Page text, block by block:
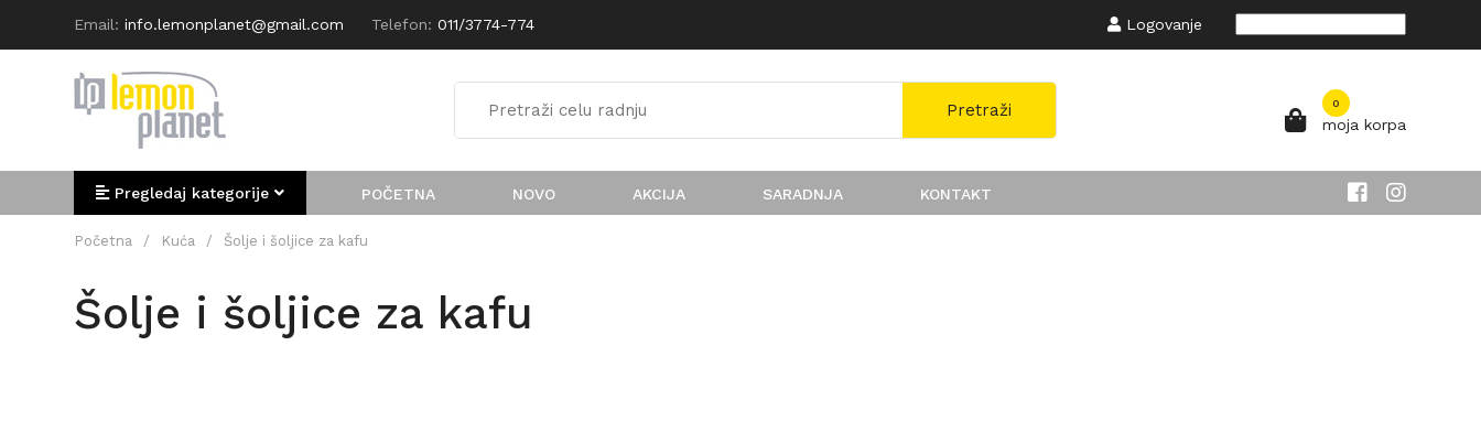
Email: info.lemonplanet@gmail.com Telefon: 011/3774-774 Logovanje
Pretraži 0
moja korpa
Pregledaj kategorije POČETNA NOVO AKCIJA SARADNJA KONTAKT
Početna / Kuća / Šolje i šoljice za kafu
Šolje i šoljice za kafu